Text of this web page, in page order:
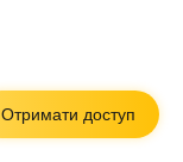
Отримати доступ